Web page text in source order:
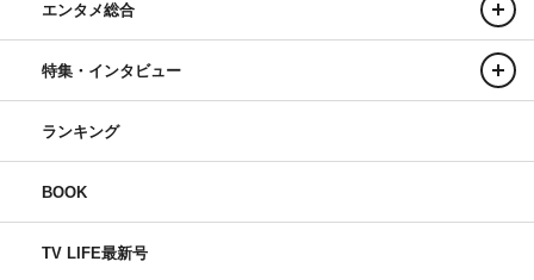
エンタメ総合
特集・インタビュー
ランキング
BOOK
TV LIFE最新号